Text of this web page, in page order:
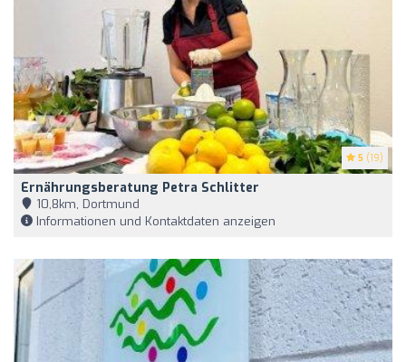
5 (19)
Ernährungsberatung Petra Schlitter
10,8km, Dortmund
Informationen und Kontaktdaten anzeigen